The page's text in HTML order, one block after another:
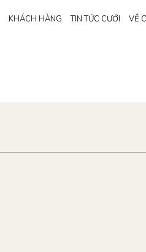
KHÁCH HÀNG TIN TỨC CƯỚI VỀ